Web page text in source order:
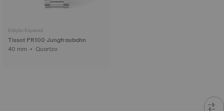
Edição Especial
Tissot PR100 Jungfraubahn
40 mm • Quartzo